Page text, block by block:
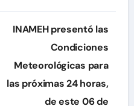
INAMEH presentó las
Condiciones
Meteorológicas para
las próximas 24 horas,
de este 06 de